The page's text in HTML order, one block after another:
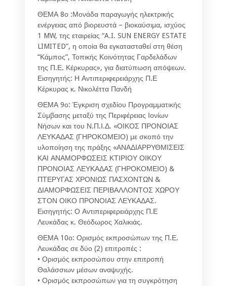
ΘΕΜΑ 8ο :Μονάδα παραγωγής ηλεκτρικής
ενέργειας από βιορευστά – βιοκαύσιμα, ισχύος
1 MW, της εταιρείας “A.I. SUN ENERGY ESTATE
LIMITED”, η οποία θα εγκατασταθεί στη θέση
“Κάμπος”, Τοπικής Κοινότητας Γαρδελάδων
της Π.Ε. Κέρκυρας», για διατύπωση απόψεων.
Εισηγητής: Η Αντιπεριφερειάρχης Π.Ε
Κέρκυρας κ. Νικολέττα Πανδή
ΘΕΜΑ 9ο: Έγκριση σχεδίου Προγραμματικής
Σύμβασης μεταξύ της Περιφέρειας Ιονίων
Νήσων και του Ν.Π.Ι.Δ. «ΟΙΚΟΣ ΠΡΟΝΟΙΑΣ
ΛΕΥΚΑΔΑΣ (ΓΗΡΟΚΟΜΕΙΟ) με σκοπό την
υλοποίηση της πράξης «ΑΝΑΔΙΑΡΡΥΘΜΙΣΕΙΣ
ΚΑΙ ΑΝΑΜΟΡΦΩΣΕΙΣ ΚΤΙΡΙΟΥ ΟΙΚΟΥ
ΠΡΟΝΟΙΑΣ ΛΕΥΚΑΔΑΣ (ΓΗΡΟΚΟΜΕΙΟ) &
ΠΤΕΡΥΓΑΣ ΧΡΟΝΙΩΣ ΠΑΣΧΟΝΤΩΝ &
ΔΙΑΜΟΡΦΩΣΕΙΣ ΠΕΡΙΒΑΛΛΟΝΤΟΣ ΧΩΡΟΥ
ΣΤΟΝ ΟΙΚΟ ΠΡΟΝΟΙΑΣ ΛΕΥΚΑΔΑΣ.
Εισηγητής: Ο Αντιπεριφερειάρχης Π.Ε
Λευκάδας κ. Θεόδωρος Χαλικιάς.
ΘΕΜΑ 10ο: Ορισμός εκπροσώπων της Π.Ε.
Λευκάδας σε δύο (2) επιτροπές :
• Ορισμός εκπροσώπου στην επιτροπή
Θαλάσσιων μέσων αναψυχής.
• Ορισμός εκπροσώπων για τη συγκρότηση